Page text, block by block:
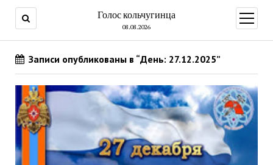
Голос кольчугинца
08.08.2026
меню
Записи опубликованы в “День: 27.12.2025”